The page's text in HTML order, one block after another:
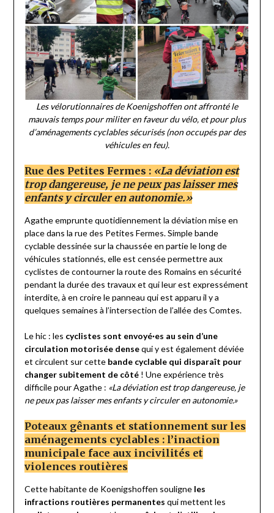
Les vélorutionnaires de Koenigshoffen ont affronté le
mauvais temps pour militer en faveur du vélo, et pour plus
d’aménagements cyclables sécurisés (non occupés par des
véhicules en feu).
Rue des Petites Fermes : «La déviation est
trop dangereuse, je ne peux pas laisser mes
enfants y circuler en autonomie.»
Agathe emprunte quotidiennement la déviation mise en
place dans la rue des Petites Fermes. Simple bande
cyclable dessinée sur la chaussée en partie le long de
véhicules stationnés, elle est censée permettre aux
cyclistes de contourner la route des Romains en sécurité
pendant la durée des travaux et qui leur est expressément
interdite, à en croire le panneau qui est apparu il y a
quelques semaines à l’intersection de l’allée des Comtes.
Le hic : les cyclistes sont envoyé·es au sein d’une
circulation motorisée densequi y est également déviée
et circulent sur cettebande cyclable qui disparaît pour
changer subitement de côté! Une expérience très
difficile pour Agathe : «La déviation est trop dangereuse, je
ne peux pas laisser mes enfants y circuler en autonomie.»
Poteaux gênants et stationnement sur les
aménagements cyclables : l’inaction
municipale face aux incivilités et
violences routières
Cette habitante de Koenigshoffen souligne les
infractions routières permanentes qui mettent les